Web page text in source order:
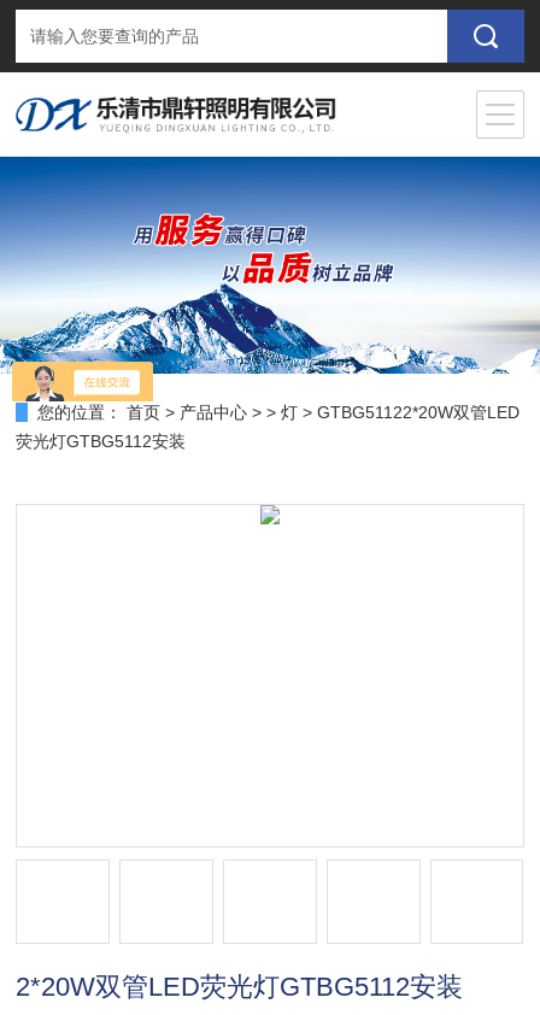
您的位置： 首页 > 产品中心 > >灯 > GTBG51122*20W双管LED
荧光灯GTBG5112安装
2*20W双管LED荧光灯GTBG5112安装